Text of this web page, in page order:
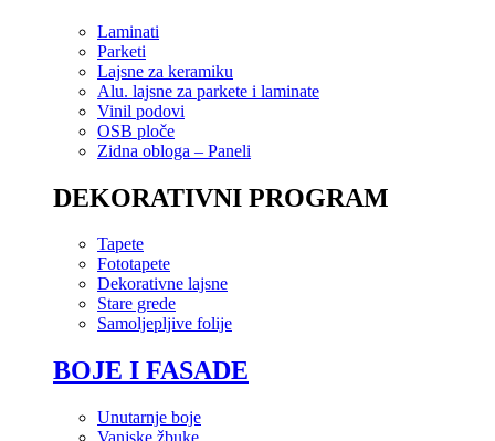
Laminati
Parketi
Lajsne za keramiku
Alu. lajsne za parkete i laminate
Vinil podovi
OSB ploče
Zidna obloga – Paneli
DEKORATIVNI PROGRAM
Tapete
Fototapete
Dekorativne lajsne
Stare grede
Samoljepljive folije
BOJE I FASADE
Unutarnje boje